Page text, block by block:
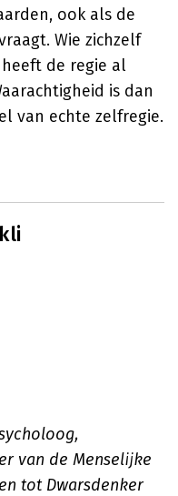
ook als de
Wie zichzelf
de regie al
is dan
van echte zelfregie.
van de Menselijke
tot Dwarsdenker